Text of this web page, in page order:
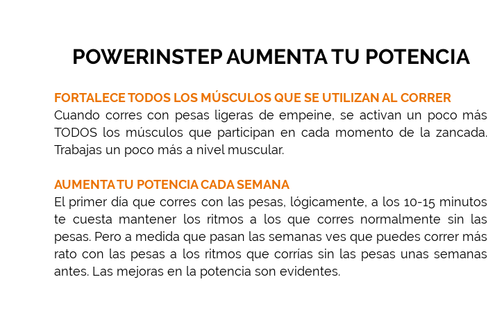
POWERINSTEP AUMENTA TU POTENCIA
FORTALECE TODOS LOS MÚSCULOS QUE SE UTILIZAN AL CORRER
Cuando corres con pesas ligeras de empeine, se activan un poco más
TODOS los músculos que participan en cada momento de la zancada.
Trabajas un poco más a nivel muscular.
AUMENTA TU POTENCIA CADA SEMANA
El primer día que corres con las pesas, lógicamente, a los 10-15 minutos
te cuesta mantener los ritmos a los que corres normalmente sin las
pesas. Pero a medida que pasan las semanas ves que puedes correr más
rato con las pesas a los ritmos que corrías sin las pesas unas semanas
antes. Las mejoras en la potencia son evidentes.